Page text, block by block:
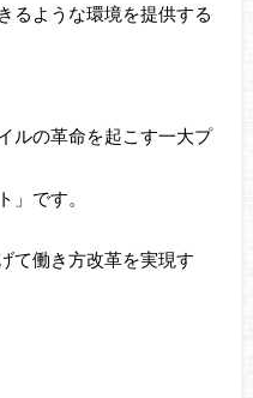
るような環境を提供する
ルの革命を起こす一大プ
」です。
て働き方改革を実現す